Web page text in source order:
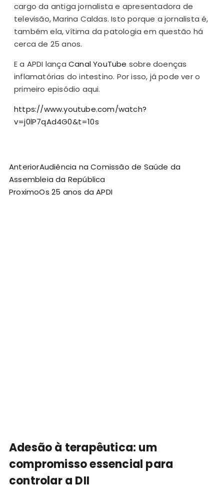
cargo da antiga jornalista e apresentadora de
televisão, Marina Caldas. Isto porque a jornalista é,
também ela, vítima da patologia em questão há
cerca de 25 anos.
E a APDI lança Canal YouTube sobre doenças
inflamatórias do intestino. Por isso, já pode ver o
primeiro episódio aqui.
https://www.youtube.com/watch?
v=j0lP7qAd4G0&t=10s
AnteriorAudiência na Comissão de Saúde da
Assembleia da República
ProximoOs 25 anos da APDI
Adesão à terapêutica: um
compromisso essencial para
controlar a DII